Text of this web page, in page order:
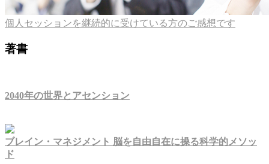
個人セッションを継続的に受けている方のご感想です
著書
2040年の世界とアセンション
ブレイン・マネジメント 脳を自由自在に操る科学的メソッ
ド